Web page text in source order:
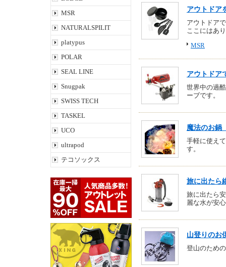
MSR
NATURALSPILIT
platypus
POLAR
SEAL LINE
Snugpak
SWISS TECH
TASKEL
UCO
ultrapod
テコソックス
アウトドア
アウトドア
ここにはあ
MSR
アウトドア
世界中の過
ーブです。
魔法のお
手軽に使え
す。
旅に出たら
旅に出たら
麗な水が安
山登りのお
登山のため